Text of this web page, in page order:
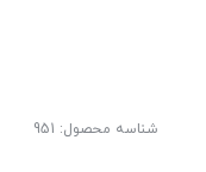
شناسه محصول: 951